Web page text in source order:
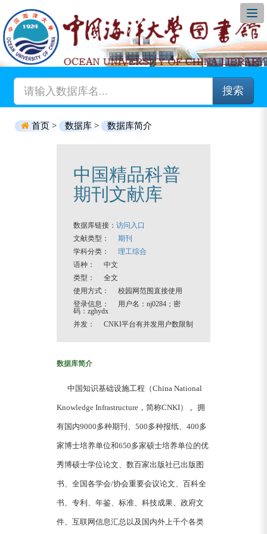
搜索
首页 > 数据库 > 数据库简介
中国精品科普
期刊文献库
数据库链接： 访问入口
文献类型： 期刊
学科分类： 理工综合
语种： 中文
类型： 全文
使用方式： 校园网范围直接使用
登录信息： 用户名：nj0284；密
码：zghydx
并发： CNKI平台有并发用户数限制
数据库简介
中国知识基础设施工程（China National
Knowledge Infrastructure，简称CNKI） 。拥
有国内9000多种期刊、500多种报纸、400多
家博士培养单位和650多家硕士培养单位的优
秀博硕士学位论文、数百家出版社已出版图
书、全国各学会/协会重要会议论文、百科全
书、专利、年鉴、标准、科技成果、政府文
件、互联网信息汇总以及国内外上千个各类